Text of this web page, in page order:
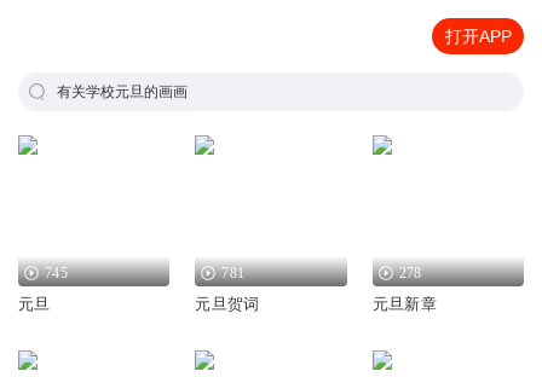
打开APP
有关学校元旦的画画
745
元旦
781
元旦贺词
278
元旦新章